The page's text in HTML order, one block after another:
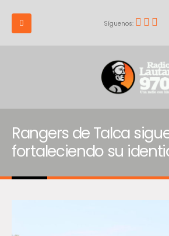
Síguenos:
Rangers de Talca
fortaleciendo su